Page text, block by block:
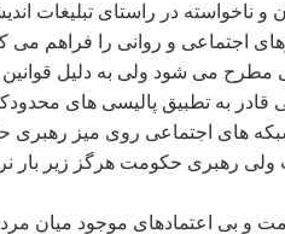
ناخواسته در راستای تبلیغات
اجتماعی و روانی را فراهم می
مطرح می شود ولی به دلیل قوانین
به تطبیق پالیسی های
شبکه های اجتماعی روی میز
رهبری حکومت هرگز زیر بار
و بی اعتمادهای موجود میان